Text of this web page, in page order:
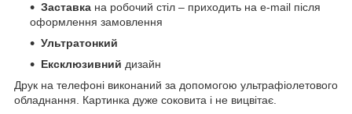
Заставка на робочий стіл – приходить на e-mail після
оформлення замовлення
Ультратонкий
Ексклюзивний дизайн
Друк на телефоні виконаний за допомогою ультрафіолетового
обладнання. Картинка дуже соковита і не вицвітає.